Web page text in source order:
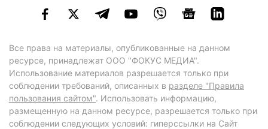
Все права на материалы, опубликованные на данном
ресурсе, принадлежат ООО "ФОКУС МЕДИА".
Использование материалов разрешается только при
соблюдении требований, описанных в разделе "Правила
пользования сайтом". Использовать информацию,
размещенную на данном ресурсе, разрешается только при
соблюдении следующих условий: гиперссылки на Сайт